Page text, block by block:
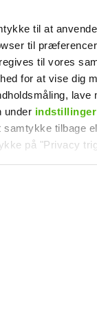
til at
til
til vores
for at vise dig
lave
under indstillinger
tilbage
på "Privacy
til at
samt til brug
af